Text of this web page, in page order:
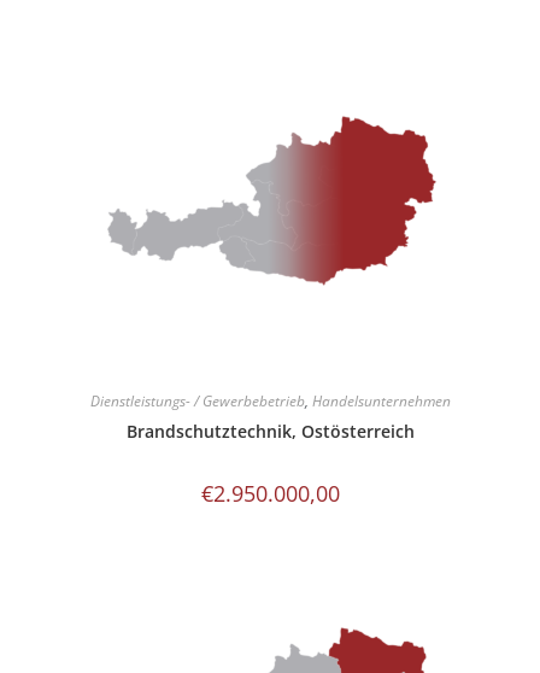
Dienstleistungs- / Gewerbebetrieb, Handelsunternehmen
Brandschutztechnik, Ostösterreich
€2.950.000,00